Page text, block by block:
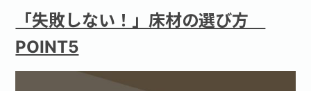
「失敗しない！」床材の選び方
POINT5